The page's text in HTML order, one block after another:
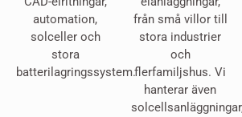
automation,
solceller och
stora
batterilagringssystem.
från små villor till
stora industrier
och
flerfamiljshus. Vi
hanterar även